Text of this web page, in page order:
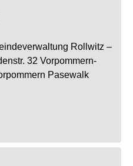
Rollwitz –
32 Vorpommern-
Pasewalk